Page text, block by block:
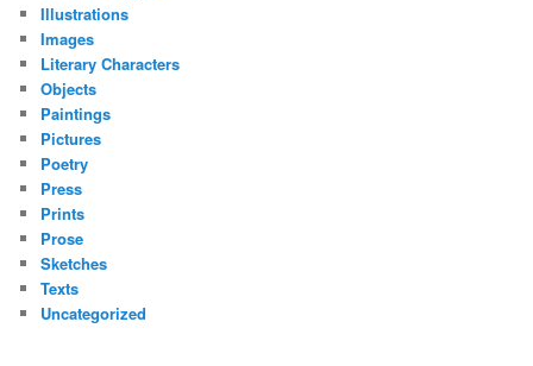
Illustrations
Images
Literary Characters
Objects
Paintings
Pictures
Poetry
Press
Prints
Prose
Sketches
Texts
Uncategorized